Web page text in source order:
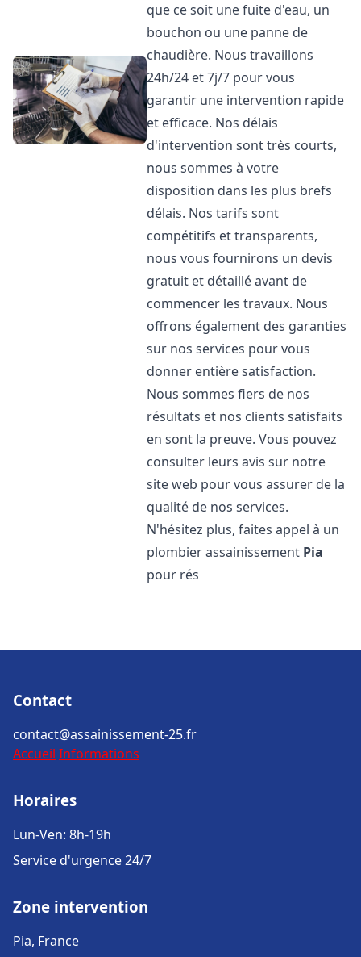
que ce soit une fuite d'eau, un
bouchon ou une panne de
chaudière. Nous travaillons
24h/24 et 7j/7 pour vous
garantir une intervention rapide
et efficace. Nos délais
d'intervention sont très courts,
nous sommes à votre
disposition dans les plus brefs
délais. Nos tarifs sont
compétitifs et transparents,
nous vous fournirons un devis
gratuit et détaillé avant de
commencer les travaux. Nous
offrons également des garanties
sur nos services pour vous
donner entière satisfaction.
Nous sommes fiers de nos
résultats et nos clients satisfaits
en sont la preuve. Vous pouvez
consulter leurs avis sur notre
site web pour vous assurer de la
qualité de nos services.
N'hésitez plus, faites appel à un
plombier assainissement Pia
pour rés
Contact
contact@assainissement-25.fr
Accueil Informations
Horaires
Lun-Ven: 8h-19h
Service d'urgence 24/7
Zone intervention
Pia, France